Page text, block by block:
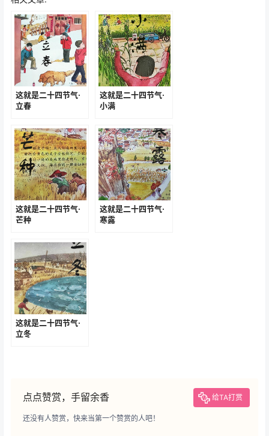
这就是二十四节气·
立春
这就是二十四节气·
小满
这就是二十四节气·
芒种
这就是二十四节气·
寒露
这就是二十四节气·
立冬
点点赞赏，手留余香 给TA打赏
还没有人赞赏，快来当第一个赞赏的人吧！